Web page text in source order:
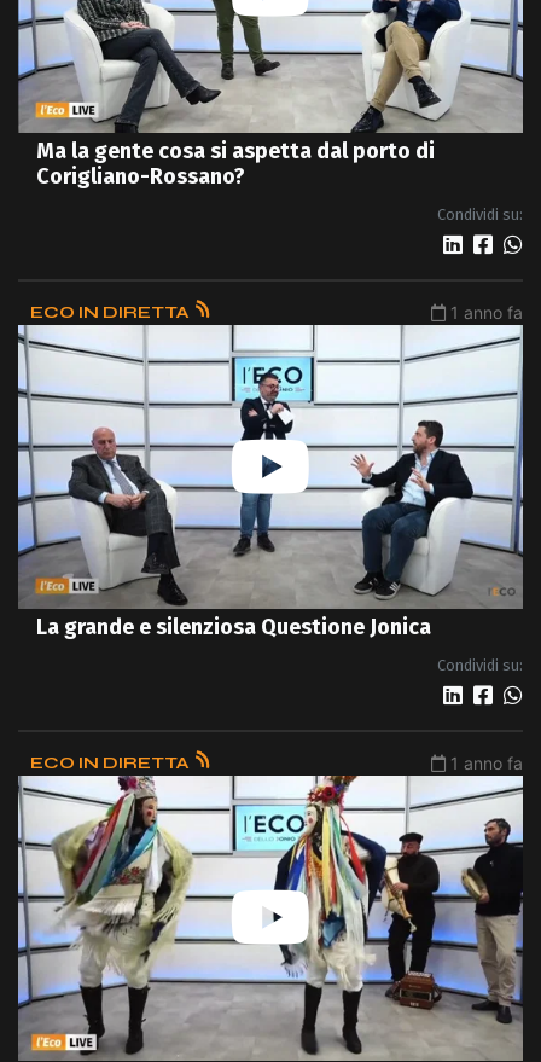
Ma la gente cosa si aspetta dal porto di
Corigliano-Rossano?
Condividi su:
ECO IN DIRETTA 1 anno fa
La grande e silenziosa Questione Jonica
Condividi su:
ECO IN DIRETTA 1 anno fa